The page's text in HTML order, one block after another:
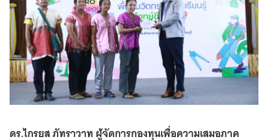
ดร.ไกรยส ภัทราวาท ผู้จัดการกองทุนเพื่อความเสมอภาค